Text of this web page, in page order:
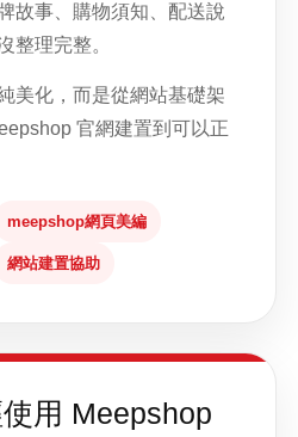
故事、購物須知、配送說
整理完整。
美化，而是從網站基礎架
官網建置到可以正
meepshop網頁美編
網站建置協助
用 Meepshop